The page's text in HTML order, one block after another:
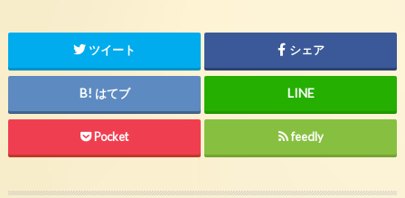
ツイート シェア
はてブ
Pocket feedly